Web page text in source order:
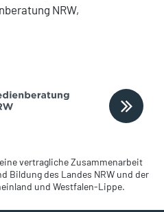
NRW,
vor
vertragliche Zusammenarbeit
Bildung des Landes NRW und der
und Westfalen-Lippe.